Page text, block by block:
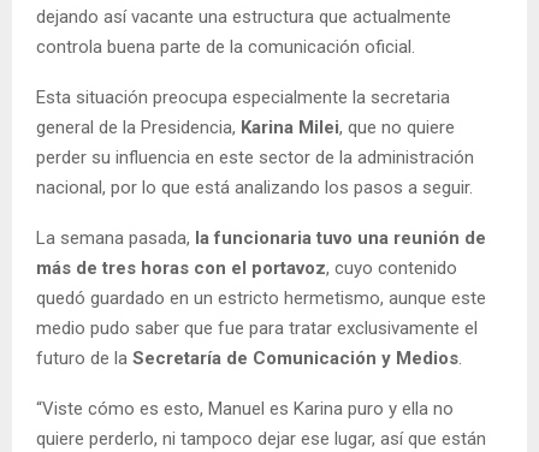
dejando así vacante una estructura que actualmente
controla buena parte de la comunicación oficial.
Esta situación preocupa especialmente la secretaria
general de la Presidencia, Karina Milei, que no quiere
perder su influencia en este sector de la administración
nacional, por lo que está analizando los pasos a seguir.
La semana pasada, la funcionaria tuvo una reunión de
más de tres horas con el portavoz, cuyo contenido
quedó guardado en un estricto hermetismo, aunque este
medio pudo saber que fue para tratar exclusivamente el
futuro de la Secretaría de Comunicación y Medios.
“Viste cómo es esto, Manuel es Karina puro y ella no
quiere perderlo, ni tampoco dejar ese lugar, así que están